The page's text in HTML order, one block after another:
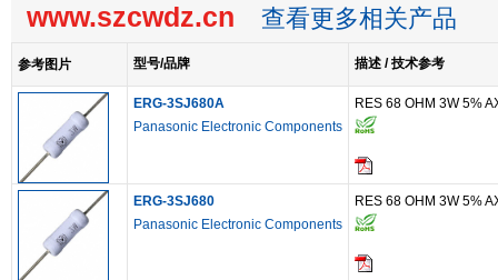
www.szcwdz.cn 查看更多相关产品
参考图片 型号/品牌 描述 / 技术参考
ERG-3SJ680A
Panasonic Electronic Components
RES 68 OHM 3W 5%
ERG-3SJ680
Panasonic Electronic Components
RES 68 OHM 3W 5%